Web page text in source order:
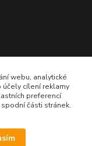
webu, analytické
účely cílení reklamy
preferencí
části stránek.